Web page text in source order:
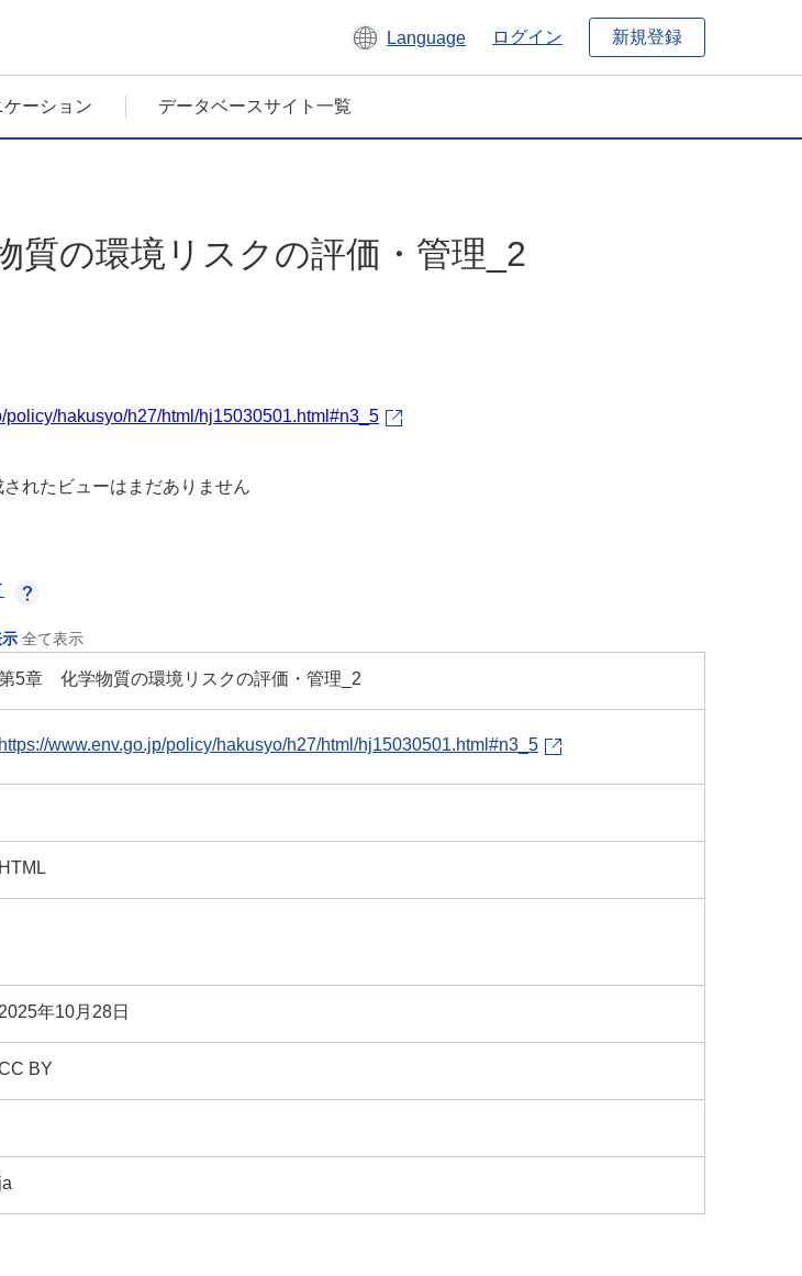
Language ログイン 新規登録
ケーション データベースサイト一覧
の環境リスクの評価・管理_2
policy/hakusyo/h27/html/hj15030501.html#n3_5
れたビューはまだありません
全て表示
5章 化学物質の環境リスクの評価・管理_2
https://www.env.go.jp/policy/hakusyo/h27/html/hj15030501.html#n3_5
HTML
2025年10月28日
BY
ja